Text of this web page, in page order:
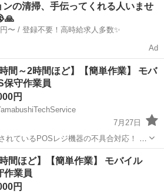
ンの清掃、手伝ってくれる人いませ
日給例1万円〜 / 登録不要！高時給求人多数✨
Ad
時間～2時間ほど】【簡単作業】 モバ
保守作業員
円
7月27日
れているPOSレジ機器の不具合対応！ マ
心◎ 現場でのトラブルを解決し「ありが
舗などに設置さ
他 フリーランス
時間ほど】【簡単作業】 モバイル
作業員
円